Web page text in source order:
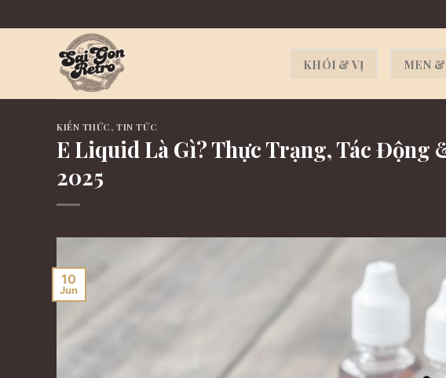
to
KHÓI & VỊ MEN
KIẾN THỨC ,TIN TỨC
E Liquid Là Gì? Thực Trạng, Tác Động
2025
10
Jun